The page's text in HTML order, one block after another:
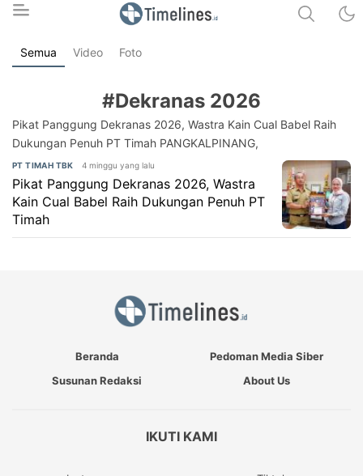
Timelines.id
Media Literasi, Sejarah & Budaya
Semua Video Foto
#Dekranas 2026
Pikat Panggung Dekranas 2026, Wastra Kain Cual Babel Raih
Dukungan Penuh PT Timah PANGKALPINANG,
PT TIMAH TBK 4 minggu yang lalu
Pikat Panggung Dekranas 2026, Wastra
Kain Cual Babel Raih Dukungan Penuh PT
Timah
Beranda
Pedoman Media Siber
Susunan Redaksi
About Us
IKUTI KAMI